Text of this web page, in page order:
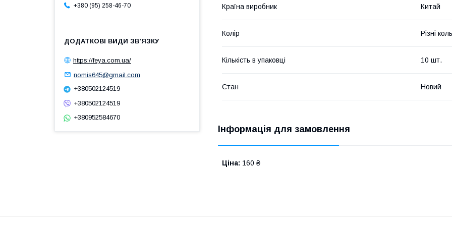
Країна виробник Китай
Колір Різні
Кількість в упаковці 10 шт.
Стан Новий
Інформація для замовлення
Ціна: 160 ₴
+380 (95) 258-46-70
https://feya.com.ua/
nomis645@gmail.com
+380502124519
+380502124519
+380952584670